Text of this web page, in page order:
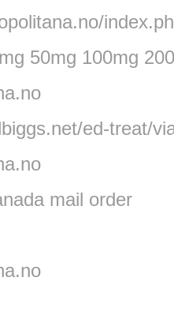
50mg 100mg
ed-treat/
mail order